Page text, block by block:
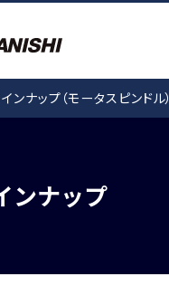
検索
ンナップ（モータスピンドル）
ンナップ